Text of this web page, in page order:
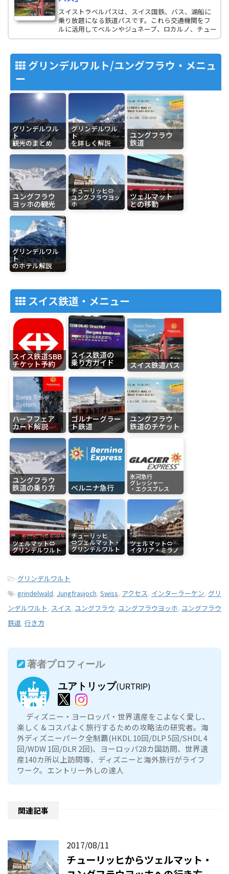
スイストラベルパスは、スイス国鉄、バス、湖船に
乗り放題になる鉄道パスです。これら交通機関をフ
ルに活用してベルンやジュネーブ、ロカルノ、チュー
リヒ、ローザンヌといった人気の都市を巡りません
グリンデルワルト/ユングフラウ・メニュ
ー
グリンデルワル
ト
観光のまとめ
グリンデルワル
ト
を詳しく解説
ユングフラウ
鉄道
ユングフラウ
ヨッホの観光
チューリッヒ⇔
ユングフラウヨッ
ホ
ツェルマット
との移動
グリンデルワル
ト
のホテル解説
スイス鉄道・メニュー
スイス鉄道SBB
チケット予約
スイス鉄道の
乗り方ガイド スイス鉄道パス
ハーフフェア
カード解説
ゴルナーグラー
ト鉄道
ユングフラウ
鉄道のチケット
ユングフラウ
鉄道の乗り方 ベルニナ急行
氷河急行
グレッシャー
・エクスプレス
ツェルマット⇔
グリンデルワルト
チューリッヒ
⇔ツェルマット・
グリンデルワルト
ツェルマット⇔
イタリア・ミラノ
-グリンデルワルト
-grindelwald, Jungfraujoch, Swiss, アクセス, インターラーケン, グリ
ンデルワルト, スイス, ユングフラウ, ユングフラウヨッホ, ユングフラウ
鉄道, 行き方
著者プロフィール
ユアトリップ(URTRIP)
ディズニー・ヨーロッパ・世界遺産をこよなく愛し、
楽しく＆コスパよく旅行するための攻略法の研究者。海
外ディズニーパーク全制覇(HKDL 10回/DLP 5回/SHDL 4
回/WDW 1回/DLR 2回)、ヨーロッパ28カ国訪問、世界遺
産140カ所以上訪問等、ディズニーと海外旅行がライフ
ワーク。エントリー外しの達人
関連記事
2017/08/11
チューリッヒからツェルマット・